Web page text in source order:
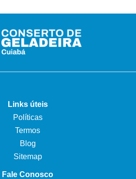
Links úteis
Políticas
Termos
Blog
Sitemap
Fale Conosco